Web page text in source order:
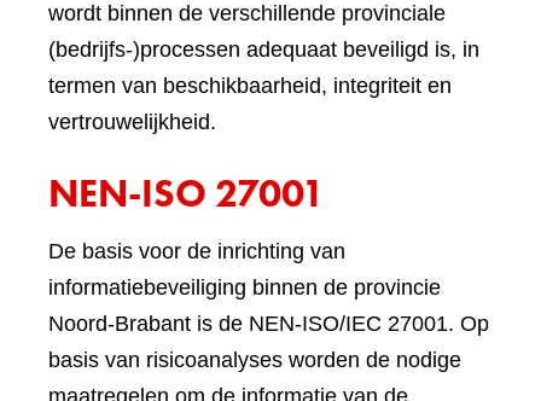
wordt binnen de verschillende provinciale
(bedrijfs-)processen adequaat beveiligd is, in
termen van beschikbaarheid, integriteit en
vertrouwelijkheid.
NEN-ISO 27001
De basis voor de inrichting van
informatiebeveiliging binnen de provincie
Noord-Brabant is de NEN-ISO/IEC 27001. Op
basis van risicoanalyses worden de nodige
maatregelen om de informatie van de